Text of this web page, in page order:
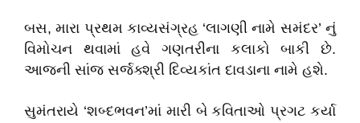
બસ, મારા પ્રથમ કાવ્યસંગ્રહ ‘લાગણી નામે સમંદર’ નું
વિમોચન થવામાં હવે ગણતરીના કલાકો બાકી છે.
આજની સાંજ સર્જક્શ્રી દિવ્યકાંત દાવડાના નામે હશે.
સુમંતરાયે ‘શબ્દભવન’માં મારી બે કવિતાઓ પ્રગટ કર્યા